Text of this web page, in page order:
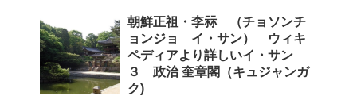
朝鮮正祖・李祘 （チョソンチ
ョンジョ イ・サン） ウィキ
ペディアより詳しいイ・サン
３ 政治 奎章閣（キュジャンガ
ク)